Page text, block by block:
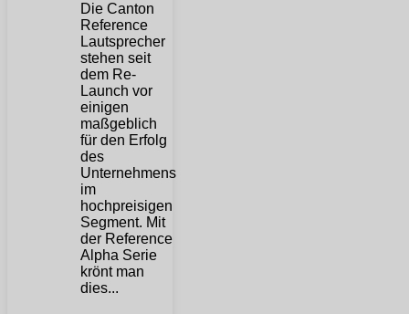
Die Canton
Reference
Lautsprecher
stehen seit
dem Re-
Launch vor
einigen
maßgeblich
für den Erfolg
des
Unternehmens
im
hochpreisigen
Segment. Mit
der Reference
Alpha Serie
krönt man
dies...